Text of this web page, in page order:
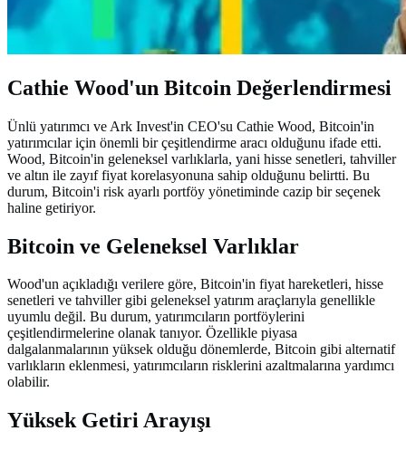
Cathie Wood'un Bitcoin Değerlendirmesi
Ünlü yatırımcı ve Ark Invest'in CEO'su Cathie Wood, Bitcoin'in
yatırımcılar için önemli bir çeşitlendirme aracı olduğunu ifade etti.
Wood, Bitcoin'in geleneksel varlıklarla, yani hisse senetleri, tahviller
ve altın ile zayıf fiyat korelasyonuna sahip olduğunu belirtti. Bu
durum, Bitcoin'i risk ayarlı portföy yönetiminde cazip bir seçenek
haline getiriyor.
Bitcoin ve Geleneksel Varlıklar
Wood'un açıkladığı verilere göre, Bitcoin'in fiyat hareketleri, hisse
senetleri ve tahviller gibi geleneksel yatırım araçlarıyla genellikle
uyumlu değil. Bu durum, yatırımcıların portföylerini
çeşitlendirmelerine olanak tanıyor. Özellikle piyasa
dalgalanmalarının yüksek olduğu dönemlerde, Bitcoin gibi alternatif
varlıkların eklenmesi, yatırımcıların risklerini azaltmalarına yardımcı
olabilir.
Yüksek Getiri Arayışı